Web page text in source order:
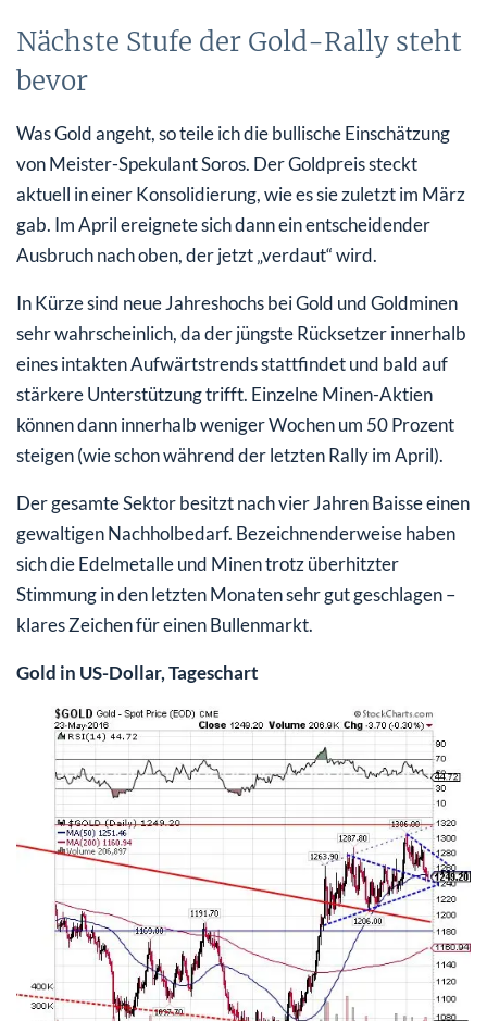
Nächste Stufe der Gold-Rally steht
bevor
Was Gold angeht, so teile ich die bullische Einschätzung
von Meister-Spekulant Soros. Der Goldpreis steckt
aktuell in einer Konsolidierung, wie es sie zuletzt im März
gab. Im April ereignete sich dann ein entscheidender
Ausbruch nach oben, der jetzt „verdaut“ wird.
In Kürze sind neue Jahreshochs bei Gold und Goldminen
sehr wahrscheinlich, da der jüngste Rücksetzer innerhalb
eines intakten Aufwärtstrends stattfindet und bald auf
stärkere Unterstützung trifft. Einzelne Minen-Aktien
können dann innerhalb weniger Wochen um 50 Prozent
steigen (wie schon während der letzten Rally im April).
Der gesamte Sektor besitzt nach vier Jahren Baisse einen
gewaltigen Nachholbedarf. Bezeichnenderweise haben
sich die Edelmetalle und Minen trotz überhitzter
Stimmung in den letzten Monaten sehr gut geschlagen –
klares Zeichen für einen Bullenmarkt.
Gold in US-Dollar, Tageschart